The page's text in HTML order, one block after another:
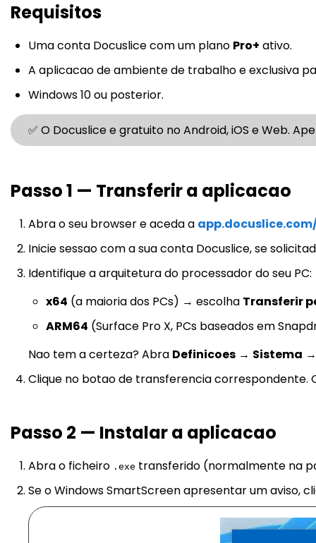
Requisitos
Uma conta Docuslice com um plano Pro+ ativo.
A aplicacao de ambiente de trabalho e exclusiva
Windows 10 ou posterior.
✅ O Docuslice e gratuito no Android, iOS e Web.
Passo 1 — Transferir a aplicacao
Abra o seu browser e aceda a
Inicie sessao com a sua conta Docuslice, se
Identifique a arquitetura do processador do seu PC:
x64 (a maioria dos PCs) → escolha Transferir
ARM64 (Surface Pro X, PCs baseados em
Nao tem a certeza? Abra Definicoes → Sistema
Clique no botao de transferencia
Passo 2 — Instalar a aplicacao
Abra o ficheiro .exe transferido (normalmente na
Se o Windows SmartScreen apresentar um aviso,